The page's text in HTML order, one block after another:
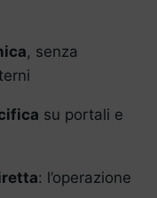
, senza
su portali e
: l’operazione